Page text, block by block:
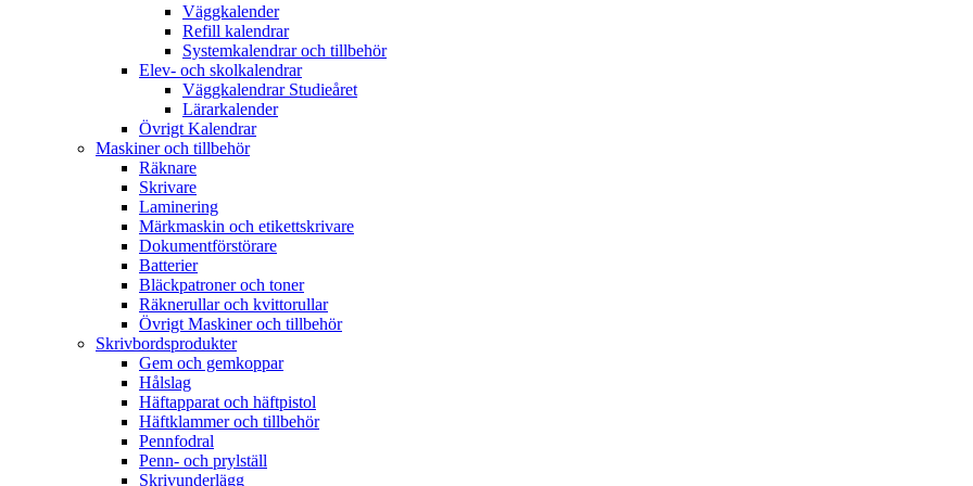
Väggkalender
Refill kalendrar
Systemkalendrar och tillbehör
Elev- och skolkalendrar
Väggkalendrar Studieåret
Lärarkalender
Övrigt Kalendrar
Maskiner och tillbehör
Räknare
Skrivare
Laminering
Märkmaskin och etikettskrivare
Dokumentförstörare
Batterier
Bläckpatroner och toner
Räknerullar och kvittorullar
Övrigt Maskiner och tillbehör
Skrivbordsprodukter
Gem och gemkoppar
Hålslag
Häftapparat och häftpistol
Häftklammer och tillbehör
Pennfodral
Penn- och prylställ
Skrivunderlägg